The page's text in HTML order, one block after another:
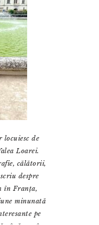
de
Loarei.
călătorii,
despre
în Franța,
minunată
pe